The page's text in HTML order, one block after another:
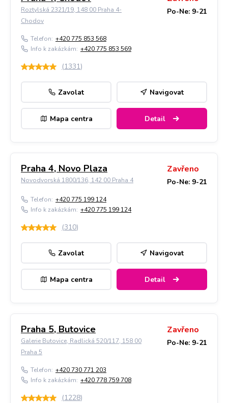
Roztylská 2321/19, 148 00 Praha 4-
Chodov
Po-Ne: 9-21
Telefon: +420 775 853 568
Info k zakázkám: +420 775 853 569
(1331)
Zavolat Navigovat
Mapa centra Detail
Praha 4, Novo Plaza
Novodvorská 1800/136, 142 00 Praha 4
Zavřeno
Po-Ne: 9-21
Telefon: +420 775 199 124
Info k zakázkám: +420 775 199 124
(310)
Zavolat Navigovat
Mapa centra Detail
Praha 5, Butovice
Galerie Butovice, Radlická 520/117, 158 00
Praha 5
Zavřeno
Po-Ne: 9-21
Telefon: +420 730 771 203
Info k zakázkám: +420 778 759 708
(1228)